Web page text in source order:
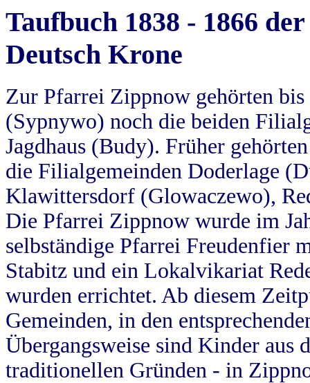
Taufbuch 1838 - 1866
Deutsch Krone
Zur Pfarrei Zippnow gehörten
(Sypnywo) noch die beiden
Jagdhaus (Budy). Früher
die Filialgemeinden Doderlage
Klawittersdorf (Glowaczewo),
Die Pfarrei Zippnow wurde im
selbständige Pfarrei Freudenfier
Stabitz und ein Lokalvikariat
wurden errichtet. Ab diesem
Gemeinden, in den
Übergangsweise sind Kinder aus
traditionellen Gründen - in